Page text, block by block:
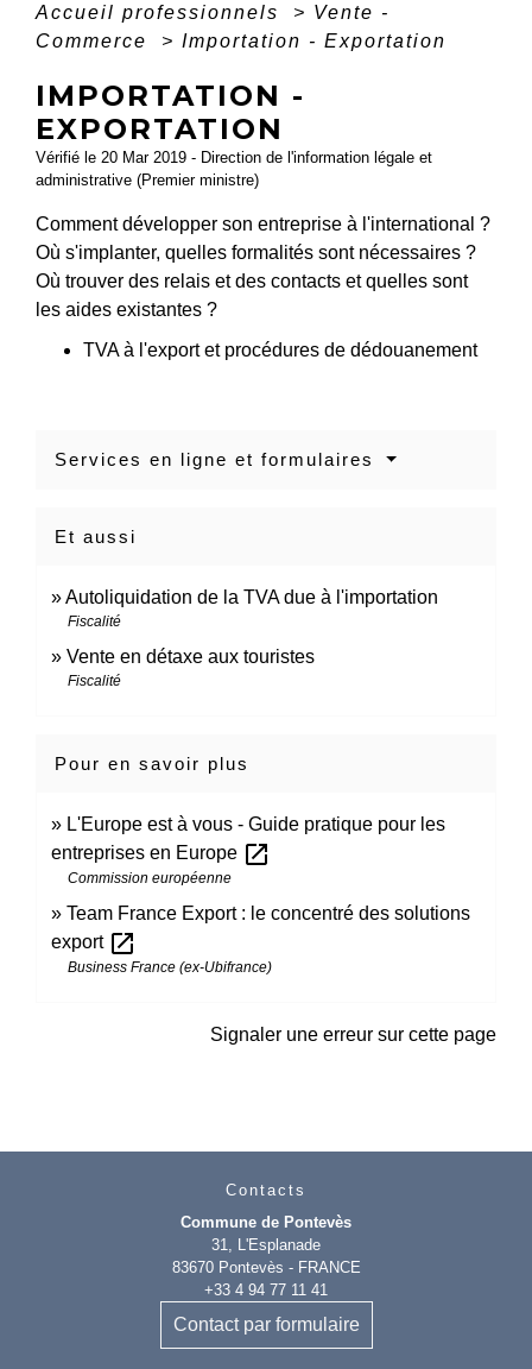
Accueil professionnels > Vente -
Commerce
> Importation - Exportation
IMPORTATION -
EXPORTATION
Vérifié le 20 Mar 2019 - Direction de l'information légale et
administrative (Premier ministre)
Comment développer son entreprise à l'international ?
Où s'implanter, quelles formalités sont nécessaires ?
Où trouver des relais et des contacts et quelles sont
les aides existantes ?
TVA à l'export et procédures de dédouanement
Services en ligne et formulaires
Et aussi
Autoliquidation de la TVA due à l'importation
Fiscalité
Vente en détaxe aux touristes
Fiscalité
Pour en savoir plus
L'Europe est à vous - Guide pratique pour les
entreprises en Europe open_in_new
Commission européenne
Team France Export : le concentré des solutions
export open_in_new
Business France (ex-Ubifrance)
Signaler une erreur sur cette page
Contacts
Commune de Pontevès
31, L'Esplanade
83670 Pontevès - FRANCE
+33 4 94 77 11 41
Contact par formulaire